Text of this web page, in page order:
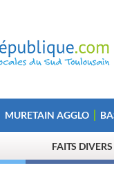
MURETAIN AGGLO
FAITS